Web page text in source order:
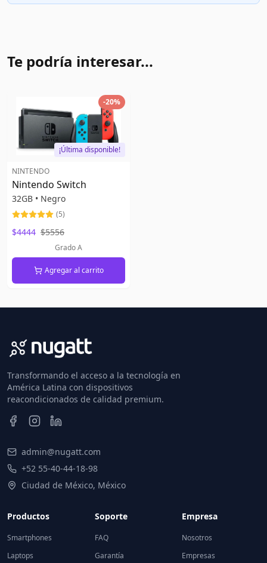
Te podría interesar...
-20%
¡Última disponible!
NINTENDO
Nintendo Switch
32GB • Negro
(5)
$4444 $5556
Grado A
Agregar al carrito
Transformando el acceso a la tecnología en
América Latina con dispositivos
reacondicionados de calidad premium.
admin@nugatt.com
+52 55-40-44-18-98
Ciudad de México, México
Productos
Smartphones
Laptops
Soporte
FAQ
Garantía
Empresa
Nosotros
Empresas